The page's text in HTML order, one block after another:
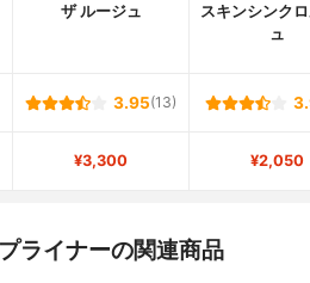
ザ ルージュ
スキンシンク
ュ
3.95(13)
¥3,300 ¥2,050
ライナーの関連商品